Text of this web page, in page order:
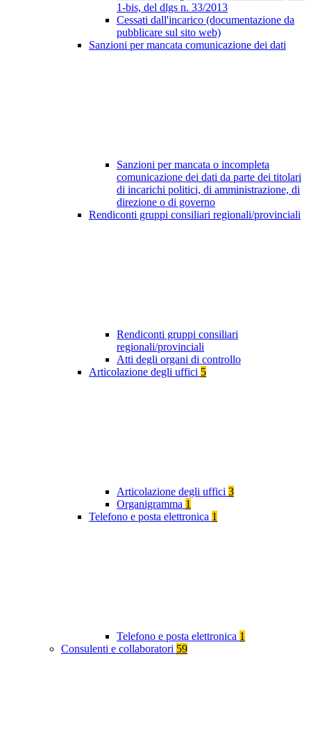
1-bis, del dlgs n. 33/2013
Cessati dall'incarico (documentazione da
pubblicare sul sito web)
Sanzioni per mancata comunicazione dei dati
Sanzioni per mancata o incompleta
comunicazione dei dati da parte dei titolari
di incarichi politici, di amministrazione, di
direzione o di governo
Rendiconti gruppi consiliari regionali/provinciali
Rendiconti gruppi consiliari
regionali/provinciali
Atti degli organi di controllo
Articolazione degli uffici 5
Articolazione degli uffici 3
Organigramma 1
Telefono e posta elettronica 1
Telefono e posta elettronica 1
Consulenti e collaboratori 59